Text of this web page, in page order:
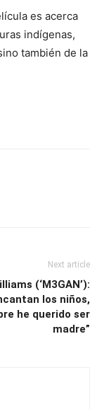
es acerca
indígenas,
también de la
Next article
(‘M3GAN’):
los niños,
he querido ser
madre”